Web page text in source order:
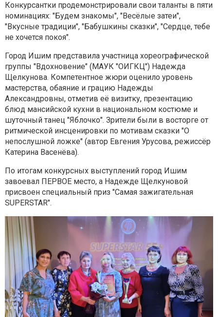
Конкурсантки продемонстрировали свои таланты в пяти
номинациях: "Будем знакомы", "Весёлые затеи",
"Вкусные традиции", "Бабушкины сказки", "Сердце, тебе
не хочется покоя".
Город Ишим представила участница хореографической
группы "Вдохновение" (МАУК "ОИГКЦ") Надежда
Щелкунова. Компетентное жюри оценило уровень
мастерства, обаяние и грацию Надежды
Александровны, отметив её визитку, презентацию
блюд мансийской кухни в национальном костюме и
шуточный танец "Яблочко". Зрители были в восторге от
ритмической инсценировки по мотивам сказки "О
непослушной ложке" (автор Евгения Урусова, режиссёр
Катерина Васенёва).
По итогам конкурсных выступлений город Ишим
завоевал ПЕРВОЕ место, а Надежде Щелкуновой
присвоен специальный приз "Самая зажигательная
SUPERSTAR".